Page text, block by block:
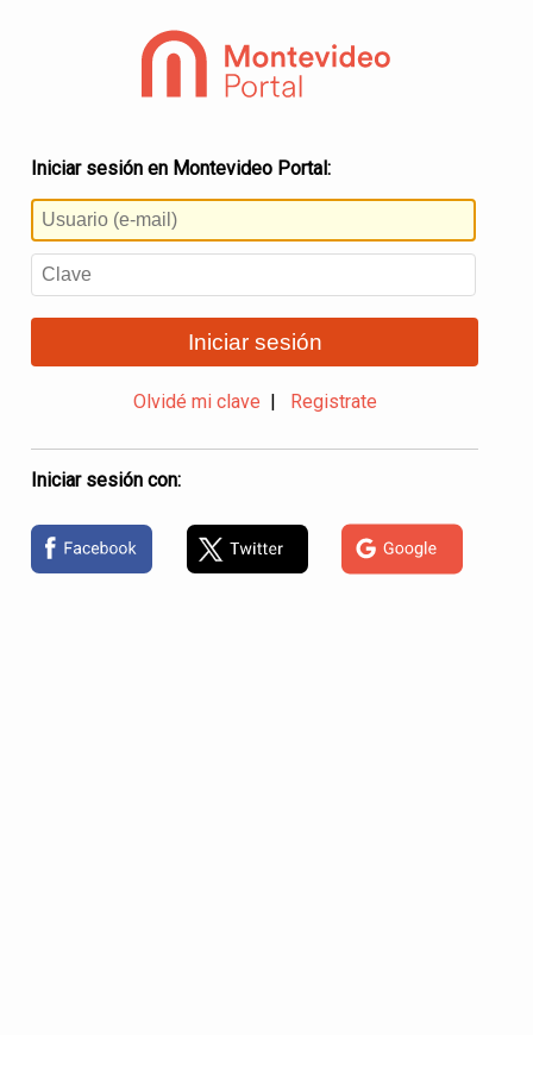
Iniciar sesión en Montevideo Portal:
Iniciar sesión
Olvidé mi clave Registrate
Iniciar sesión con: